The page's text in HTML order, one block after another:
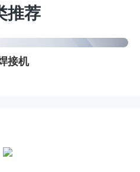
推荐
接机